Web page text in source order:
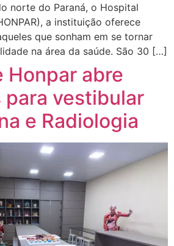
norte do Paraná, o Hospital
a instituição oferece
que sonham em se tornar
na área da saúde. São 30 […]
Honpar abre
para vestibular
e Radiologia